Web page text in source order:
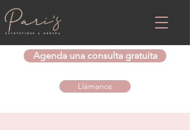
Agenda una consulta gratuita
Llámanos